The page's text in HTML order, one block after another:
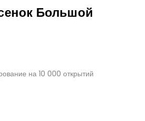
Большой
на 10 000 открытий